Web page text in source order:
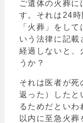
ご遺体の火葬に
す。それは24時
「火葬」をし
いう法律に記載
経過しないと、
うか？
それは医者が死
返った）したと
るためだとい
以内に至急火